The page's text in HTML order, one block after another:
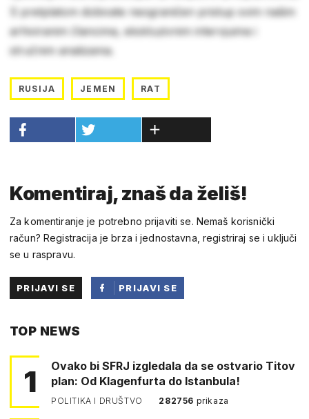
S pretplatom dobivate neograničen pristup svim našim
arhiviranim člancima, ekskluzivnim intervjuima i
stručnim analizama.
RUSIJA JEMEN RAT
Komentiraj, znaš da želiš!
Za komentiranje je potrebno prijaviti se. Nemaš korisnički
račun? Registracija je brza i jednostavna, registriraj se i uključi
se u raspravu.
PRIJAVI SE
PRIJAVI SE
TOP NEWS
1
Ovako bi SFRJ izgledala da se ostvario Titov
plan: Od Klagenfurta do Istanbula!
POLITIKA I DRUŠTVO 282756 prikaza